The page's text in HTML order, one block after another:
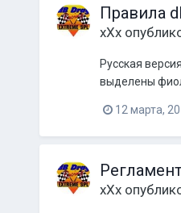
Правила
xXx
Русская
выделены
12 марта,
xXx